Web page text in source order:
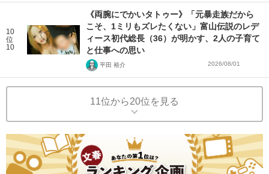
10
位
10
《両腕にでかいタトゥー》「元暴走族だから
こそ、1ミリもズレたくない」富山伝説のレデ
ィース初代総長（36）が明かす、2人の子育て
と仕事への思い
平田 裕介 2026/08/01
11位から20位を見る